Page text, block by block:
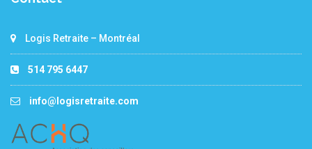
Logis Retraite – Montréal
514 795 6447
info@logisretraite.com